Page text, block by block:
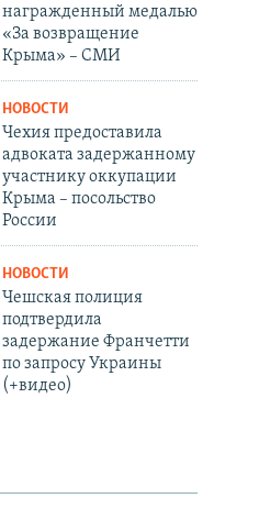
награжденный медалью
«За возвращение
Крыма» – СМИ
НОВОСТИ
Чехия предоставила
адвоката задержанному
участнику оккупации
Крыма – посольство
России
НОВОСТИ
Чешская полиция
подтвердила
задержание Франчетти
по запросу Украины
(+видео)